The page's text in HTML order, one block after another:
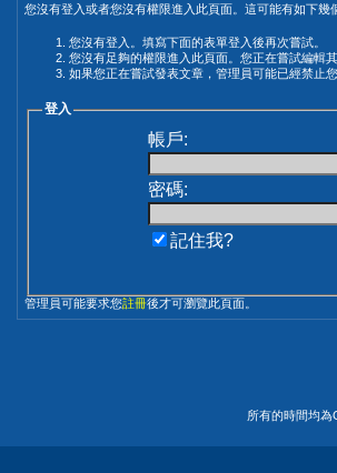
您沒有登入或者您沒有權限進入此頁面。這可能有如下幾
您沒有登入。填寫下面的表單登入後再次嘗試。
您沒有足夠的權限進入此頁面。您正在嘗試編輯
如果您正在嘗試發表文章，管理員可能已經禁止
登入
帳戶:
密碼:
記住我?
管理員可能要求您註冊後才可瀏覽此頁面。
所有的時間均為